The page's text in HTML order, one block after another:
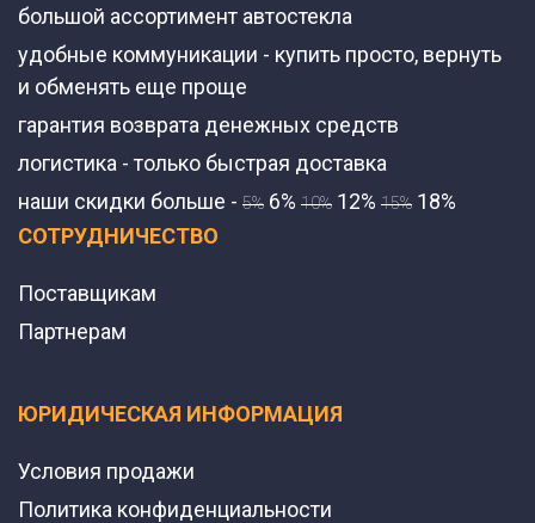
большой ассортимент автостекла
удобные коммуникации - купить просто, вернуть
и обменять еще проще
гарантия возврата денежных средств
логистика - только быстрая доставка
наши скидки больше - 5% 6% 10% 12% 15% 18%
СОТРУДНИЧЕСТВО
Поставщикам
Партнерам
ЮРИДИЧЕСКАЯ ИНФОРМАЦИЯ
Условия продажи
Политика конфиденциальности